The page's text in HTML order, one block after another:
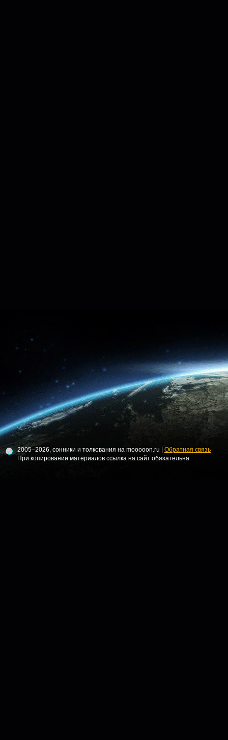
2005–2026, сонники и толкования на mooooon.ru | Обратная связь
При копировании материалов ссылка на сайт обязательна.